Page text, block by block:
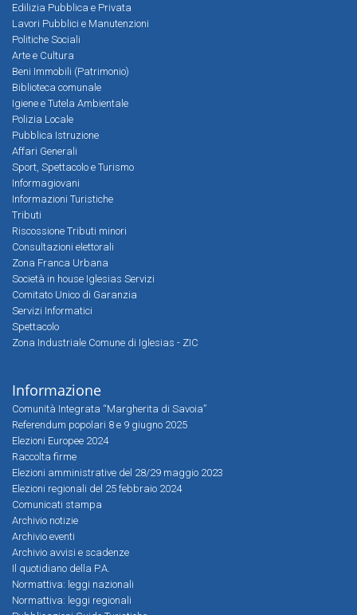
Edilizia Pubblica e Privata
Lavori Pubblici e Manutenzioni
Politiche Sociali
Arte e Cultura
Beni Immobili (Patrimonio)
Biblioteca comunale
Igiene e Tutela Ambientale
Polizia Locale
Pubblica Istruzione
Affari Generali
Sport, Spettacolo e Turismo
Informagiovani
Informazioni Turistiche
Tributi
Riscossione Tributi minori
Consultazioni elettorali
Zona Franca Urbana
Società in house Iglesias Servizi
Comitato Unico di Garanzia
Servizi Informatici
Spettacolo
Zona Industriale Comune di Iglesias - ZIC
Informazione
Comunità Integrata “Margherita di Savoia”
Referendum popolari 8 e 9 giugno 2025
Elezioni Europee 2024
Raccolta firme
Elezioni amministrative del 28/29 maggio 2023
Elezioni regionali del 25 febbraio 2024
Comunicati stampa
Archivio notizie
Archivio eventi
Archivio avvisi e scadenze
Il quotidiano della P.A.
Normattiva: leggi nazionali
Normattiva: leggi regionali